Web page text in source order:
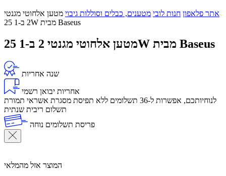
אתר פלאפון חנות לובי מטענים, כבלים וסוללות גיבוי מטען אלחוטי מגנטי
2 ב-1 25W מבית Baseus
מטען אלחוטי מגנטי 2 ב-1 25W מבית Baseus
שנה אחריות
אחריות יבואן רשמי
לנוחיותכם, אפשרות ל-36 תשלומים ללא תפיסת מסגרת אשראי תמורת
תשלום ריבית שנתית
פריסת תשלומים נוחה
המוצר אזל מהמלאי